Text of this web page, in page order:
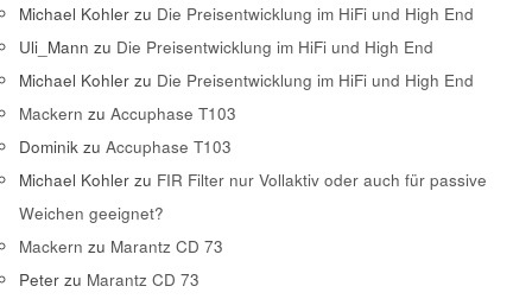
Michael Kohler zu Die Preisentwicklung im HiFi und High End
Uli_Mann zu Die Preisentwicklung im HiFi und High End
Michael Kohler zu Die Preisentwicklung im HiFi und High End
Mackern zu Accuphase T103
Dominik zu Accuphase T103
Michael Kohler zu FIR Filter nur Vollaktiv oder auch für passive
Weichen geeignet?
Mackern zu Marantz CD 73
Peter zu Marantz CD 73